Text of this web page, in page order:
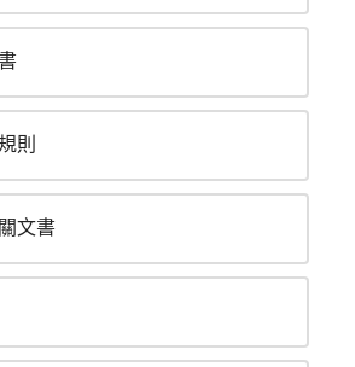
則
文書